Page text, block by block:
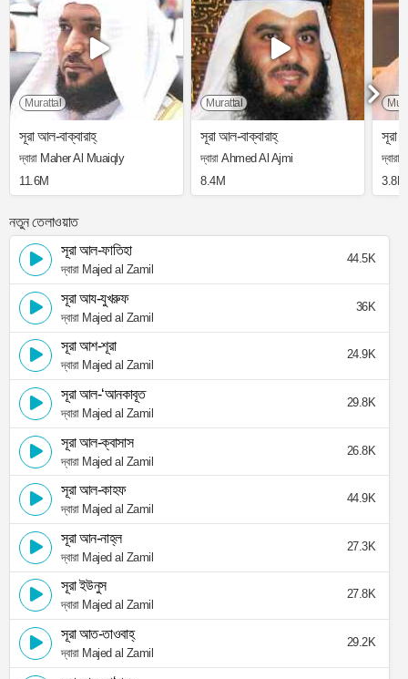
Murattal
সূরা আল-বাক্বারাহ্
দ্বারা Maher Al Muaiqly
11.6M
Murattal
সূরা আল-বাক্বারাহ্
দ্বারা Ahmed Al Ajmi
8.4M
সূরা
3.8M
নতুন তেলাওয়াত
সূরা আল-ফাতিহা
দ্বারা Majed al Zamil
44.5K
সূরা আয-যুখরুফ
দ্বারা Majed al Zamil
36K
সূরা আশ-শূরা
দ্বারা Majed al Zamil
24.9K
সূরা আল-‘আনকাবূত
দ্বারা Majed al Zamil
29.8K
সূরা আল-ক্বাসাস
দ্বারা Majed al Zamil
26.8K
সূরা আল-কাহফ
দ্বারা Majed al Zamil
44.9K
সূরা আন-নাহ্‌ল
দ্বারা Majed al Zamil
27.3K
সূরা ইউনুস
দ্বারা Majed al Zamil
27.8K
সূরা আত-তাওবাহ্
দ্বারা Majed al Zamil
29.2K